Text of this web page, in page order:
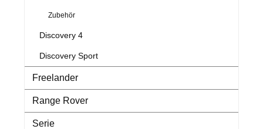
Zubehör
Discovery 4
Discovery Sport
Freelander
Range Rover
Serie